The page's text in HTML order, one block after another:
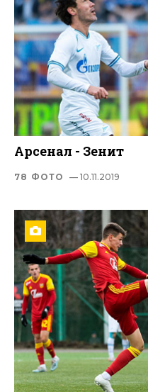
Арсенал - Зенит
78 ФОТО — 10.11.2019